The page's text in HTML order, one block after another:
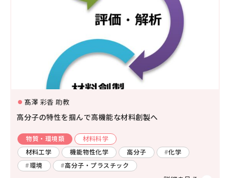
髙澤 彩香 助教
高分子の特性を掴んで高機能な材料創製へ
物質・環境類
材料科学
材料工学
機能物性化学 高分子
化学
環境
高分子・プラスチック